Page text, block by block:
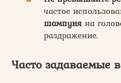
частое
шампуня на
раздражение.
Часто задаваемые